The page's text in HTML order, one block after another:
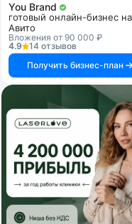
You Brand
готовый онлайн-бизнес на
Авито
Вложения от 90 000 ₽
4.9
14 отзывов
Получить бизнес-план